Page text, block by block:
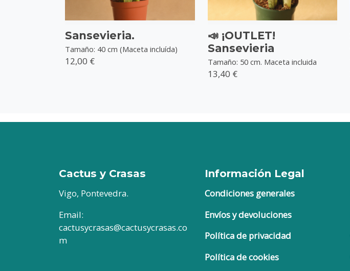
Sansevieria.
Tamaño: 40 cm (Maceta incluída)
12,00 €
📣 ¡OUTLET!
Sansevieria
Tamaño: 50 cm. Maceta incluida
13,40 €
Cactus y Crasas
Vigo, Pontevedra.
Email:
cactusycrasas@cactusycrasas.co
m
Información Legal
Condiciones generales
Envíos y devoluciones
Política de privacidad
Política de cookies